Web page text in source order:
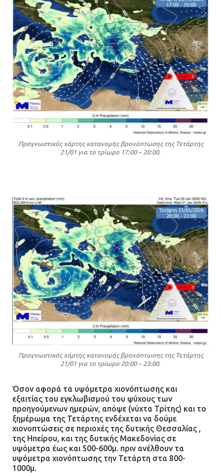
Προγνωστικός χάρτης κατανομής βροχόπτωσης της Τετάρτης
21/01 για το τρίωρο 17:00 – 20:00.
Προγνωστικός χάρτης κατανομής βροχόπτωσης της Τετάρτης
21/01 για το τρίωρο 20:00 – 23:00.
Όσον αφορά τα υψόμετρα χιονόπτωσης και
εξαιτίας του εγκλωβισμού του ψύχους των
προηγούμενων ημερών, απόψε (νύχτα Τρίτης) και το
ξημέρωμα της Τετάρτης ενδέχεται να δούμε
χιονοπτώσεις σε περιοχές της δυτικής Θεσσαλίας ,
της Ηπείρου, και της δυτικής Μακεδονίας σε
υψόμετρα έως και 500-600μ. πριν ανέλθουν τα
υψόμετρα χιονόπτωσης την Τετάρτη στα 800-
1000μ.